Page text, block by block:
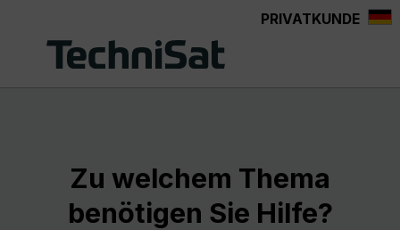
PRIVATKUNDE
Zu welchem Thema
benötigen Sie Hilfe?